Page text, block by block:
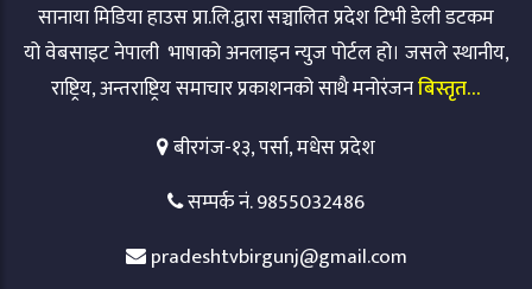
सानाया मिडिया हाउस प्रा.लि.द्वारा सञ्चालित प्रदेश टिभी डेली डटकम
यो वेबसाइट नेपाली भाषाको अनलाइन न्युज पोर्टल हो। जसले स्थानीय,
राष्ट्रिय, अन्तराष्ट्रिय समाचार प्रकाशनको साथै मनोरंजनबिस्तृत…
बीरगंज-१३, पर्सा, मधेस प्रदेश
सम्पर्क नं. 9855032486
pradeshtvbirgunj@gmail.com